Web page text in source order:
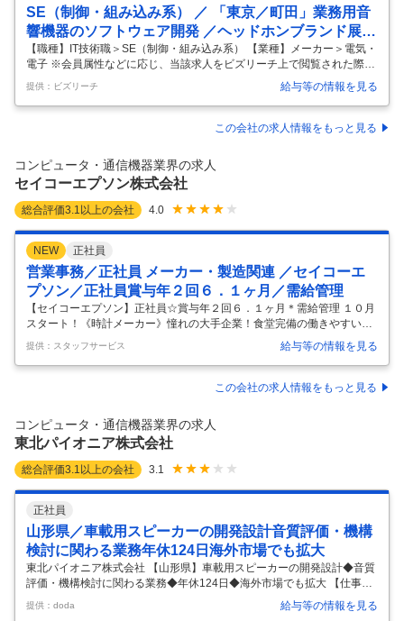
SE（制御・組み込み系） ／ 「東京／町田」業務用音
響機器のソフトウェア開発 ／ヘッドホンブランド展開
する音響機器メーカー
【職種】IT技術職＞SE（制御・組み込み系） 【業種】メーカー＞電気・
電子 ※会員属性などに応じ、当該求人をビズリーチ上で閲覧された際に
内容が異なる場合があります 【業務概要】 当社業務用音響機器(会議シ
ステム/オーディオミキサー/ワイヤレスマイクロホンシステム)の組み込
みソフトウェア・ファームウェア開発に関わる業務です。 開発対象とな
る製品群は、自治体や企業、学校などで多数導入されており、社会を支
への組込ファームウェア設計開発 ・ソフトウェア仕様策定 ・営業と連携
した商品提案やシステムデザイン、アーキテクチャデザインなど ※
提供：ビズリーチ 給与等の情報を見る
この会社の求人情報をもっと見る
コンピュータ・通信機器業界の求人
セイコーエプソン株式会社
総合評価3.1 以上の会社 4.0
NEW 正社員
営業事務／正社員 メーカー・製造関連 ／セイコーエ
プソン／正社員賞与年２回６．１ヶ月／需給管理
【セイコーエプソン】正社員☆賞与年２回６．１ヶ月＊需給管理 １０月
スタート！《時計メーカー》憧れの大手企業！食堂完備の働きやすい環
境です！ 【正社員で就業開始】 需給管理、生産統制、在庫管理、協力工
場やサプライヤへの発注管理、新モデル推進、コスト管理、中長期調達
計画立案、サプライヤとの納期交渉、価格交渉、開発購買、サプライヤ
管理など。 ◆正社員として直雇用です。 【ＯＡスキル】 Ｅｘ（入
間休日１２７日！残業少なめでプライベート充実★ 制服があるので朝の
準備がラク！車通勤ＯＫ☆駐車場無料★フレックスタイム制を導入して
います！ 【職…
提供：スタッフサービス 給与等の情報を見る
この会社の求人情報をもっと見る
コンピュータ・通信機器業界の求人
東北パイオニア株式会社
総合評価3.1 以上の会社 3.1
正社員
山形県／車載用スピーカーの開発設計音質評価・機構
検討に関わる業務年休124日海外市場でも拡大
東北パイオニア株式会社 【山形県】車載用スピーカーの開発設計◆音質
評価・機構検討に関わる業務◆年休124日◆海外市場でも拡大 【仕事内
容】 【山形県】車載用スピーカーの開発設計◆音質評価・機構検討に関
わる業務◆年休124日◆海外市場でも拡大 【具体的な仕事内容】 ＜★ 世
提供：doda 給与等の情報を見る